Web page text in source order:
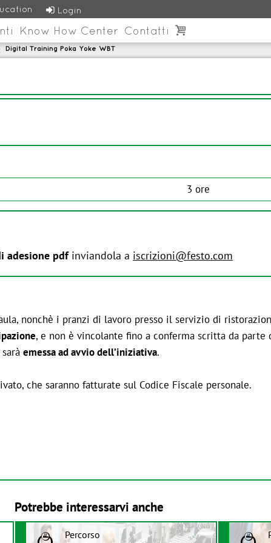
 Login
Know How Center Contatti 
Digital Training Poka Yoke WBT
3 ore
adesione pdfinviandola a iscrizioni@festo.com
nonchè i pranzi di lavoro presso il servizio di
, e non è vincolante fino a conferma scritta da parte
emessa ad avvio dell’iniziativa.
che saranno fatturate sul Codice Fiscale personale.
Potrebbe interessarvi anche
Percorso